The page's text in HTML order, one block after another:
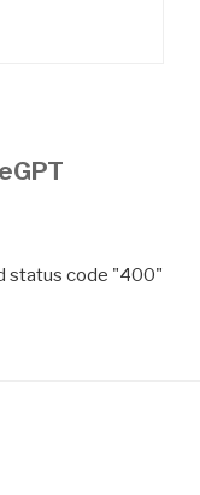
status code "400"